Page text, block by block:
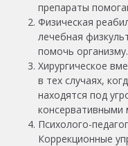
препараты
Физическая
лечебная
помочь организму.
Хирургическое
в тех случаях,
находятся под
консервативными
Психолого-
Коррекционные